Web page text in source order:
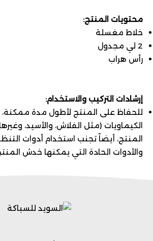
محتويات المنتج:
خلاط مغسلة
2 لي مجدول
رأس هراب
إرشادات التركيب والاستخدام:
للحفاظ على المنتج لأطول مدة
الكيماويات (مثل الفلاش، والأسيد،
المنتج، أيضاً تجنب استخدام أدوات
والأدوات الحادة التي يمكنها خدش